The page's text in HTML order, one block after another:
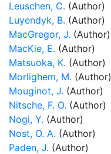
Leuschen, C. (Author)
Luyendyk, B. (Author)
MacGregor, J. (Author)
MacKie, E. (Author)
Matsuoka, K. (Author)
Morlighem, M. (Author)
Mouginot, J. (Author)
Nitsche, F. O. (Author)
Nogi, Y. (Author)
Nost, O. A. (Author)
Paden, J. (Author)